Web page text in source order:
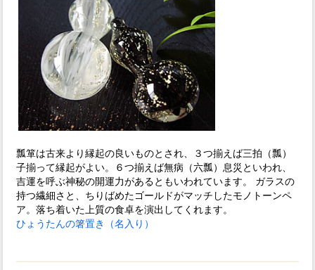
瓢箪は古来より縁起の良いものとされ、３つ揃えば三拍（瓢）
子揃って縁起がよい。６つ揃えば無病（六瓢）息災といわれ、
吉運を呼ぶ神秘の開運力があるともいわれています。 ガラスの
持つ繊細さと、ちりばめたゴールドがマッチしたモノトーンペ
ア。落ち着いた上質の食卓を演出してくれます。
ひょうたんの箸置き（名入り）